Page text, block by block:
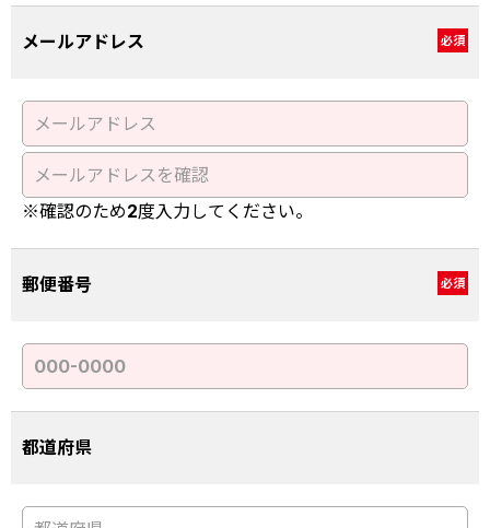
メールアドレス 必須
※確認のため2度入力してください。
郵便番号 必須
都道府県